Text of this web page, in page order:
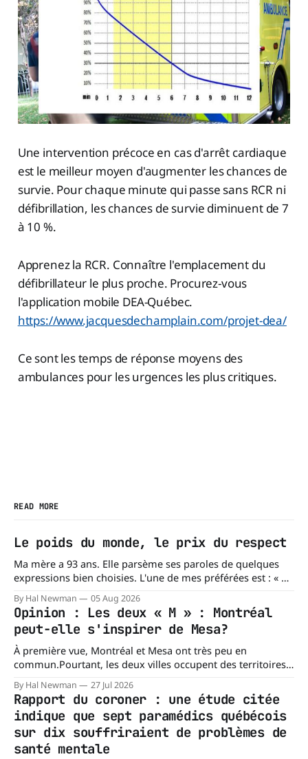
Une intervention précoce en cas d'arrêt cardiaque
est le meilleur moyen d'augmenter les chances de
survie. Pour chaque minute qui passe sans RCR ni
défibrillation, les chances de survie diminuent de 7
à 10 %.
Apprenez la RCR. Connaître l'emplacement du
défibrillateur le plus proche. Procurez-vous
l'application mobile DEA-Québec.
https://www.jacquesdechamplain.com/projet-dea/
Ce sont les temps de réponse moyens des
ambulances pour les urgences les plus critiques.
READ MORE
Le poids du monde, le prix du respect
Ma mère a 93 ans. Elle parsème ses paroles de quelques
expressions bien choisies. L'une de mes préférées est : « À
chacun son mishegoss. » Mishegoss est un mot yiddish qui
évoque la folie, les lubies, les absurdités de la vie. Chacun
porte les siennes. Elle en a d'
By Hal Newman 05 Aug 2026
Opinion : Les deux « M » : Montréal
peut-elle s'inspirer de Mesa?
À première vue, Montréal et Mesa ont très peu en
commun.Pourtant, les deux villes occupent des territoires
comparables. Mesa, en Arizona, couvre environ 359 km²
(138,7 milles carrés), alors que l'île de Montréal s'étend sur
près de 499 km². La différence n'est
By Hal Newman 27 Jul 2026
Rapport du coroner : une étude citée
indique que sept paramédics québécois
sur dix souffriraient de problèmes de
santé mentale